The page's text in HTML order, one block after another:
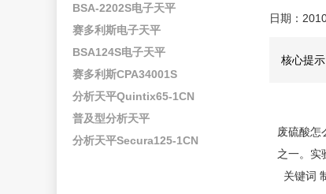
BSA-2202S电子天平
赛多利斯电子天平
BSA124S电子天平
赛多利斯CPA34001S
分析天平Quintix65-1CN
普及型分析天平
分析天平Secura125-1CN
日期：
核心提示
废硫酸怎
之一。实
关键词